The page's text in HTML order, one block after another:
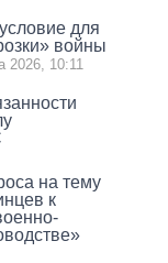
для
войны
2026, 10:11
на тему
к